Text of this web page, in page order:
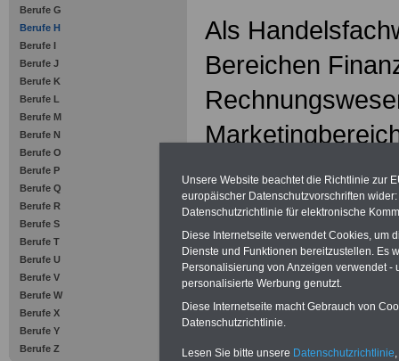
Berufe G
Berufe H
Berufe I
Berufe J
Berufe K
Berufe L
Berufe M
Berufe N
Berufe O
Berufe P
Berufe Q
Berufe R
Berufe S
Berufe T
Berufe U
Berufe V
Berufe W
Berufe X
Berufe Y
Berufe Z
Als
Bereichen
oder auch im
eingesetzt und
von der
vorgegebenen
Maßnahmen in
Unsere Website beachtet die Richtlinie zur
europäischer Datenschutzvorschriften
Datenschutzrichtlinie für elektronische
Diese Internetseite verwendet Cookies, um
Dienste und Funktionen bereitzustellen. Es
Personalisierung von Anzeigen verwendet
personalisierte Werbung genutzt.
Diese Internetseite macht Gebrauch von
Datenschutzrichtlinie.
Lesen Sie bitte unsere Datenschutzrichtlinie